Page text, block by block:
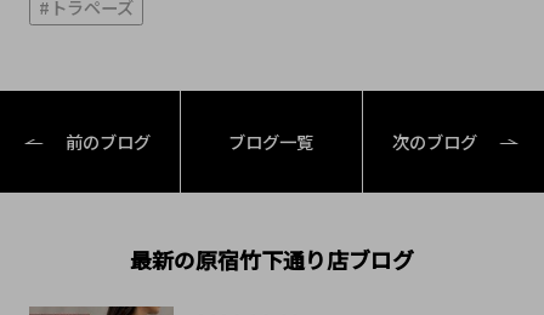
#トラペーズ
前のブログ ブログ一覧 次のブログ
最新の原宿竹下通り店ブログ